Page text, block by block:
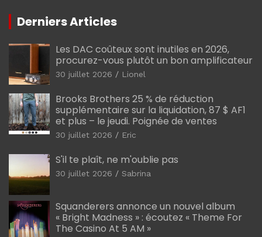
Derniers Articles
Les DAC coûteux sont inutiles en 2026,
procurez-vous plutôt un bon amplificateur
30 juillet 2026 Lionel
Brooks Brothers 25 % de réduction
supplémentaire sur la liquidation, 87 $ AF1
et plus – le jeudi. Poignée de ventes
30 juillet 2026 Eric
S'il te plaît, ne m'oublie pas
30 juillet 2026 Sabrina
Squanderers annonce un nouvel album
« Bright Madness » : écoutez « Theme For
The Casino At 5 AM »